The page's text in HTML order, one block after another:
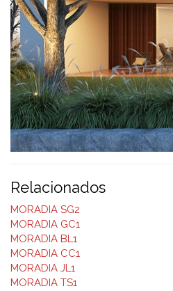
Relacionados
MORADIA SG2
MORADIA GC1
MORADIA BL1
MORADIA CC1
MORADIA JL1
MORADIA TS1